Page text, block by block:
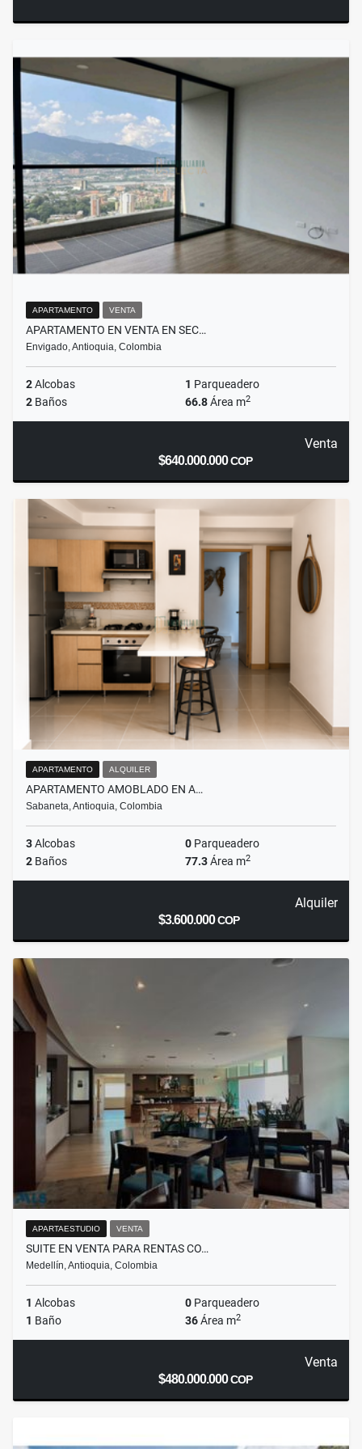
APARTAMENTO VENTA
APARTAMENTO EN VENTA EN SEC…
Envigado, Antioquia, Colombia
2Alcobas 1 Parqueadero
2 Baños 66.8Área m2
Venta
$640.000.000COP
APARTAMENTO ALQUILER
APARTAMENTO AMOBLADO EN A…
Sabaneta, Antioquia, Colombia
3Alcobas 0 Parqueadero
2 Baños 77.3Área m2
Alquiler
$3.600.000COP
APARTAESTUDIO VENTA
SUITE EN VENTA PARA RENTAS CO…
Medellín, Antioquia, Colombia
1 Alcobas 0 Parqueadero
1 Baño 36Área m2
Venta
$480.000.000COP